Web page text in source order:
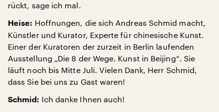
rückt, sage ich mal.
Heise: Hoffnungen, die sich Andreas Schmid macht,
Künstler und Kurator, Experte für chinesische Kunst.
Einer der Kuratoren der zurzeit in Berlin laufenden
Ausstellung „Die 8 der Wege. Kunst in Beijing“. Sie
läuft noch bis Mitte Juli. Vielen Dank, Herr Schmid,
dass Sie bei uns zu Gast waren!
Schmid: Ich danke Ihnen auch!